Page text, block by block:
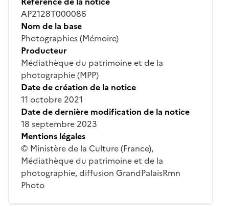
AP2128T000086
Nom de la base
Photographies (Mémoire)
Producteur
Médiathèque du patrimoine et de la
photographie (MPP)
Date de création de la notice
11 octobre 2021
Date de dernière modification de la notice
18 septembre 2023
Mentions légales
© Ministère de la Culture (France),
Médiathèque du patrimoine et de la
photographie, diffusion GrandPalaisRmn
Photo